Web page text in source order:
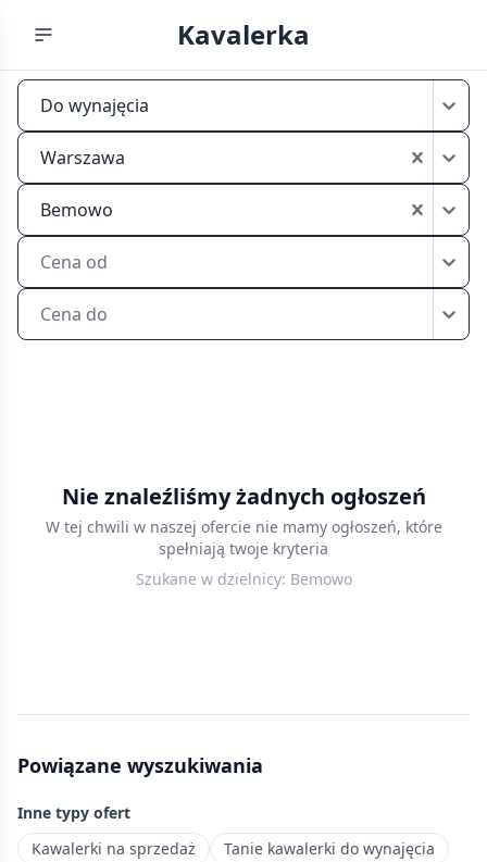
Kavalerka
Kawalerka
Bemowo
Do wynajęcia
Warszawa
Bemowo
Cena od
Cena do
wynajęcia
standard
Nowe
dodawane
codziennie.
Nie znaleźliśmy żadnych ogłoszeń
W tej chwili w naszej ofercie nie mamy ogłoszeń, które
spełniają twoje kryteria
Szukane w dzielnicy: Bemowo
Powiązane wyszukiwania
Inne typy ofert
Kawalerki na sprzedaż
Tanie kawalerki do wynajęcia